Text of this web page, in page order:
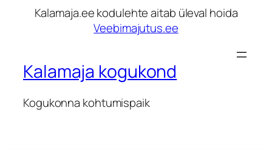
Kalamaja.ee kodulehte aitab üleval hoida
Veebimajutus.ee
Kalamaja kogukond
Kogukonna kohtumispaik